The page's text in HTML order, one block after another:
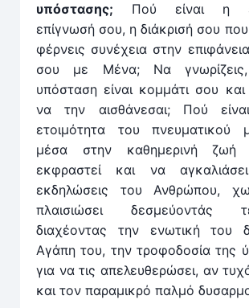
υπόστασης; Πού είναι η
επίγνωσή σου, η διάκρισή σου
φέρνεις συνέχεια στην
σου με Μένα; Να
υπόσταση είναι κομμάτι σου και
να την αισθάνεσαι; Πού
ετοιμότητα του πνευματικού
μέσα στην καθημερινή ζωή
εκφραστεί και να
εκδηλώσεις του Ανθρώπου,
πλαισιώσει δεσμεύοντάς
διαχέοντας την ενωτική του
Αγάπη του, την τροφοδοσία της
για να τις απελευθερώσει, αν
και τον παραμικρό παλμό